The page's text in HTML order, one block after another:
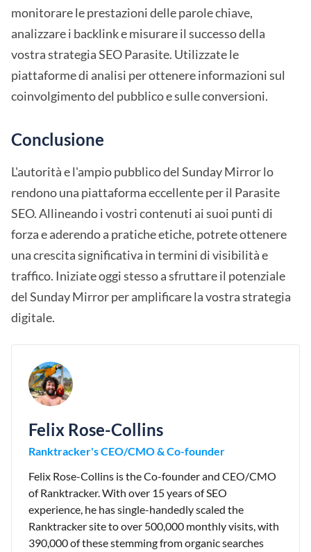
monitorare le prestazioni delle parole chiave,
analizzare i backlink e misurare il successo della
vostra strategia SEO Parasite. Utilizzate le
piattaforme di analisi per ottenere informazioni sul
coinvolgimento del pubblico e sulle conversioni.
Conclusione
L'autorità e l'ampio pubblico del Sunday Mirror lo
rendono una piattaforma eccellente per il Parasite
SEO. Allineando i vostri contenuti ai suoi punti di
forza e aderendo a pratiche etiche, potrete ottenere
una crescita significativa in termini di visibilità e
traffico. Iniziate oggi stesso a sfruttare il potenziale
del Sunday Mirror per amplificare la vostra strategia
digitale.
Felix Rose-Collins
Ranktracker's CEO/CMO & Co-founder
Felix Rose-Collins is the Co-founder and CEO/CMO
of Ranktracker. With over 15 years of SEO
experience, he has single-handedly scaled the
Ranktracker site to over 500,000 monthly visits, with
390,000 of these stemming from organic searches